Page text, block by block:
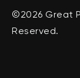
©2026 Great
Reserved.